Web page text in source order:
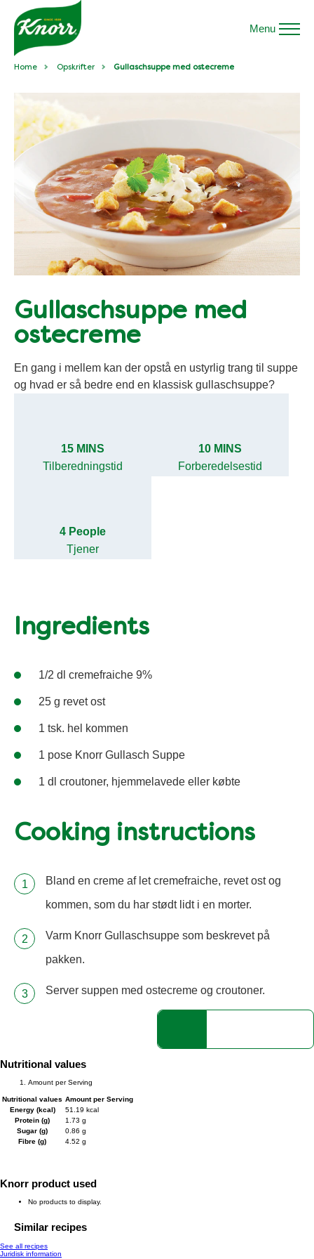
Menu
Home Opskrifter Gullaschsuppe med ostecreme
Gullaschsuppe med
ostecreme
En gang i mellem kan der opstå en ustyrlig trang til suppe
og hvad er så bedre end en klassisk gullaschsuppe?
15 MINS
Tilberedningstid
10 MINS
Forberedelsestid
4 People
Tjener
Ingredients
1/2 dl cremefraiche 9%
25 g revet ost
1 tsk. hel kommen
1 pose Knorr Gullasch Suppe
1 dl croutoner, hjemmelavede eller købte
Cooking instructions
Bland en creme af let cremefraiche, revet ost og
kommen, som du har stødt lidt i en morter.
Varm Knorr Gullaschsuppe som beskrevet på
pakken.
Server suppen med ostecreme og croutoner.
Nutritional values
Amount per Serving
Nutritional values Amount per Serving
Energy (kcal)
51.19 kcal
Protein (g)
1.73 g
Sugar (g)
0.86 g
Fibre (g)
4.52 g
Knorr product used
No products to display.
Similar recipes
See all recipes
Juridisk information